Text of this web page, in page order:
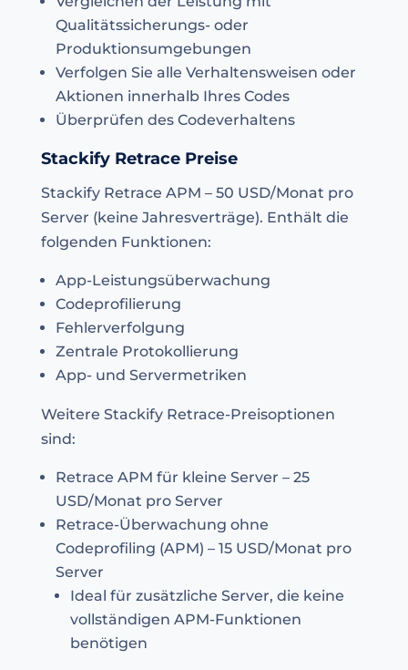
Qualitätssicherungs- oder
Produktionsumgebungen
Verfolgen Sie alle Verhaltensweisen oder
Aktionen innerhalb Ihres Codes
Überprüfen des Codeverhaltens
Stackify Retrace Preise
Stackify Retrace APM – 50 USD/Monat pro
Server (keine Jahresverträge). Enthält die
folgenden Funktionen:
App-Leistungsüberwachung
Codeprofilierung
Fehlerverfolgung
Zentrale Protokollierung
App- und Servermetriken
Weitere Stackify Retrace-Preisoptionen
sind:
Retrace APM für kleine Server – 25
USD/Monat pro Server
Retrace-Überwachung ohne
Codeprofiling (APM) – 15 USD/Monat pro
Server
Ideal für zusätzliche Server, die keine
vollständigen APM-Funktionen
benötigen